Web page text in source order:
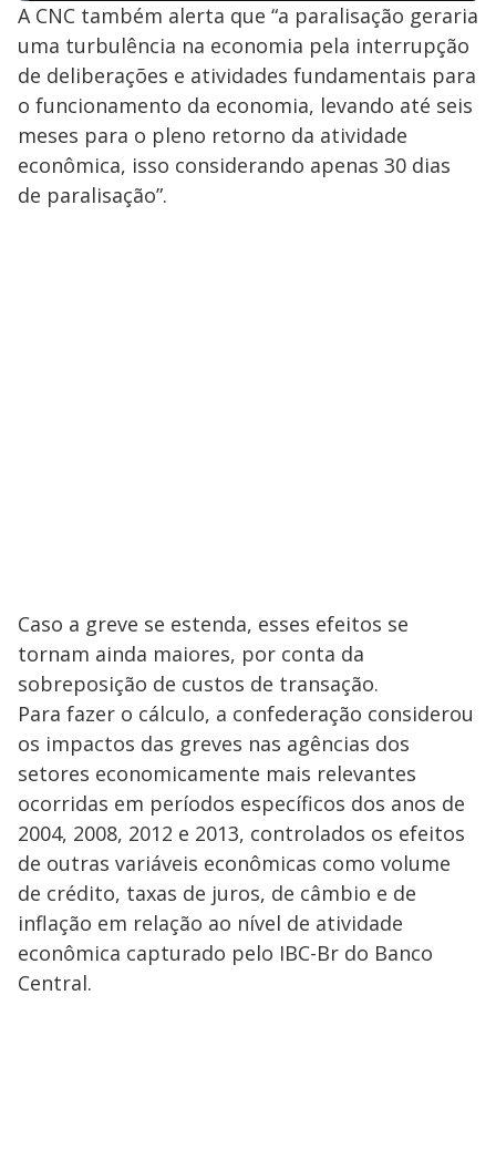
A CNC também alerta que “a paralisação geraria
uma turbulência na economia pela interrupção
de deliberações e atividades fundamentais para
o funcionamento da economia, levando até seis
meses para o pleno retorno da atividade
econômica, isso considerando apenas 30 dias
de paralisação”.
Caso a greve se estenda, esses efeitos se
tornam ainda maiores, por conta da
sobreposição de custos de transação.
Para fazer o cálculo, a confederação considerou
os impactos das greves nas agências dos
setores economicamente mais relevantes
ocorridas em períodos específicos dos anos de
2004, 2008, 2012 e 2013, controlados os efeitos
de outras variáveis econômicas como volume
de crédito, taxas de juros, de câmbio e de
inflação em relação ao nível de atividade
econômica capturado pelo IBC-Br do Banco
Central.